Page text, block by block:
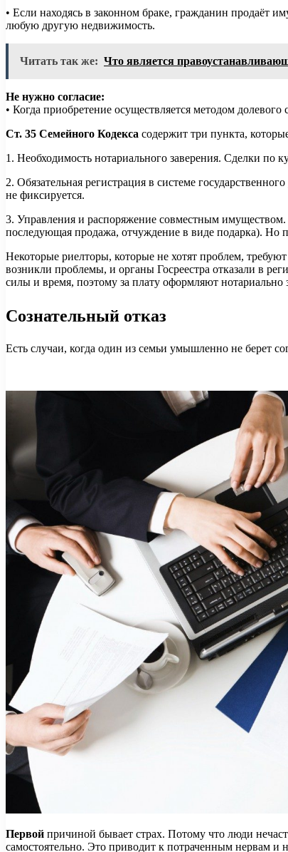
• Если находясь в законном браке, гражданин продаёт
любую другую недвижимость.
Читать так же: Что является
Не нужно согласие:
• Когда приобретение осуществляется методом
Ст. 35 Семейного Кодекса содержит три пункта,
1. Необходимость нотариального заверения. Сделки по
2. Обязательная регистрация в системе
не фиксируется.
3. Управления и распоряжение совместным
последующая продажа, отчуждение в виде подарка). Но
Некоторые риелторы, которые не хотят проблем,
возникли проблемы, и органы Госреестра отказали в
силы и время, поэтому за плату оформляют нотариально
Сознательный отказ
Есть случаи, когда один из семьи умышленно не берет
Первой причиной бывает страх. Потому что люди
самостоятельно. Это приводит к потраченным нервам и